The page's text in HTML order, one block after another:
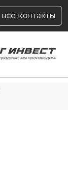
все контакты